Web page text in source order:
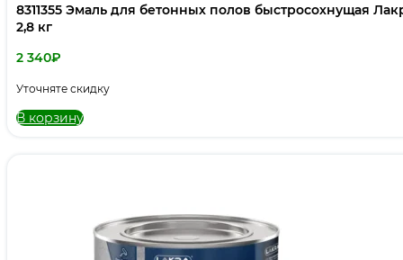
8311355 Эмаль для бетонных полов быстросохнущая Лакра PROF IT База А, RAL 9003
2,8 кг
2 340₽
Уточняте скидку
В корзину